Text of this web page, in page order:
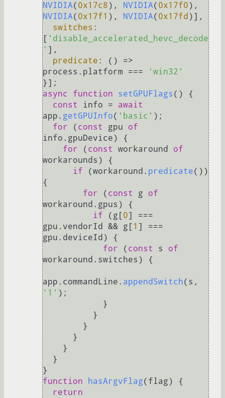
NVIDIA( 0x17c8), NVIDIA( 0x17f0
NVIDIA( 0x17f1 ), NVIDIA( 0x17fd )],
switches :
[ 'disable_accelerated_hevc_decode
' ],
predicate :
() =>
process. platform ===
'win32'
async
function setGPUFlags ( ) {
const
info = await
app. getGPUInfo( 'basic' );
for
( const gpu of
info. gpuDevice) {
for
( const workaround of
workarounds) {
if (workaround. predicate())
{
for
( const g of
workaround. gpus ) {
if (g[0] ===
gpu. vendorId && g[ 1 ] ===
gpu. deviceId ) {
for
( const s of
workaround. switches ) {
app. commandLine . appendSwitch
'1' );
function
hasArgvFlag( flag) {
return